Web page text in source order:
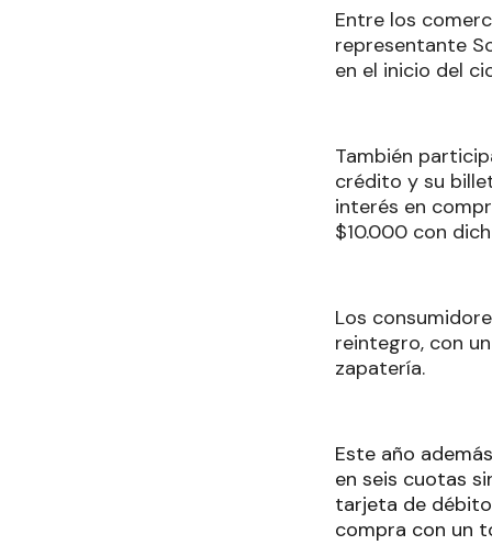
Entre los
representante
en el inicio del
También
crédito y su
interés en
$10.000 con
Los
reintegro, con
zapatería.
Este año
en seis cuotas
tarjeta de
compra con un